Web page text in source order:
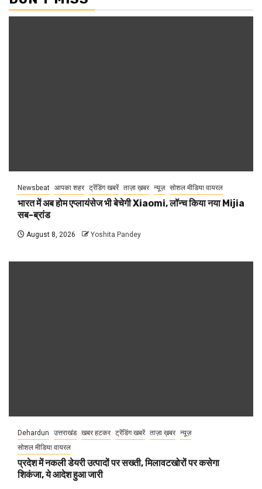
Newsbeat आपका शहर ट्रेंडिंग खबरें ताज़ा ख़बर न्यूज़ सोशल मीडिया वायरल
भारत में अब होम एप्लायंसेज भी बेचेगी Xiaomi, लॉन्च किया नया Mijia
सब-ब्रांड
August 8, 2026 Yoshita Pandey
Dehardun उत्तराखंड खबर हटकर ट्रेंडिंग खबरें ताज़ा ख़बर न्यूज़
सोशल मीडिया वायरल
प्रदेश में नकली डेयरी उत्पादों पर सख्ती, मिलावटखोरों पर कसेगा
शिकंजा, ये आदेश हुआ जारी